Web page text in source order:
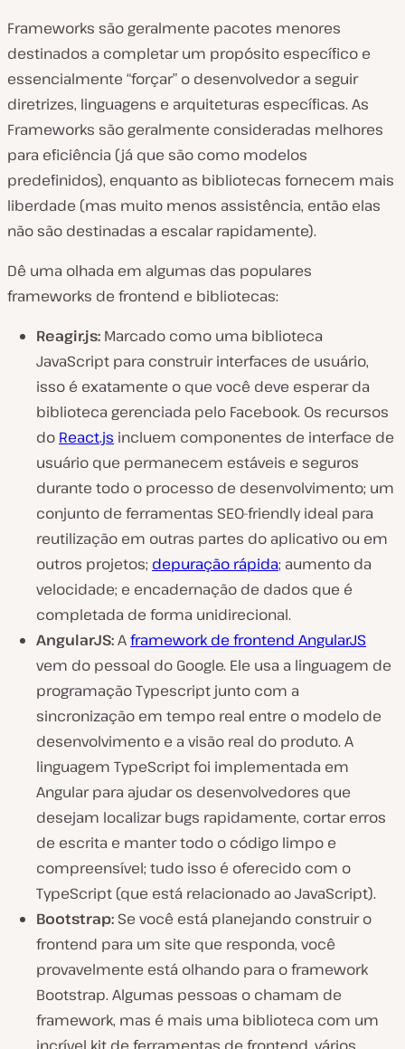
Frameworks são geralmente pacotes menores
destinados a completar um propósito específico e
essencialmente “forçar” o desenvolvedor a seguir
diretrizes, linguagens e arquiteturas específicas. As
Frameworks são geralmente consideradas melhores
para eficiência (já que são como modelos
predefinidos), enquanto as bibliotecas fornecem mais
liberdade (mas muito menos assistência, então elas
não são destinadas a escalar rapidamente).
Dê uma olhada em algumas das populares
frameworks de frontend e bibliotecas:
Reagir.js: Marcado como uma biblioteca
JavaScript para construir interfaces de usuário,
isso é exatamente o que você deve esperar da
biblioteca gerenciada pelo Facebook. Os recursos
do React.js incluem componentes de interface de
usuário que permanecem estáveis e seguros
durante todo o processo de desenvolvimento; um
conjunto de ferramentas SEO-friendly ideal para
reutilização em outras partes do aplicativo ou em
outros projetos; depuração rápida; aumento da
velocidade; e encadernação de dados que é
completada de forma unidirecional.
AngularJS:Aframework de frontend AngularJS
vem do pessoal do Google. Ele usa a linguagem de
programação Typescript junto com a
sincronização em tempo real entre o modelo de
desenvolvimento e a visão real do produto. A
linguagem TypeScript foi implementada em
Angular para ajudar os desenvolvedores que
desejam localizar bugs rapidamente, cortar erros
de escrita e manter todo o código limpo e
compreensível; tudo isso é oferecido com o
TypeScript (que está relacionado ao JavaScript).
Bootstrap: Se você está planejando construir o
frontend para um site que responda, você
provavelmente está olhando para o framework
Bootstrap. Algumas pessoas o chamam de
framework, mas é mais uma biblioteca com um